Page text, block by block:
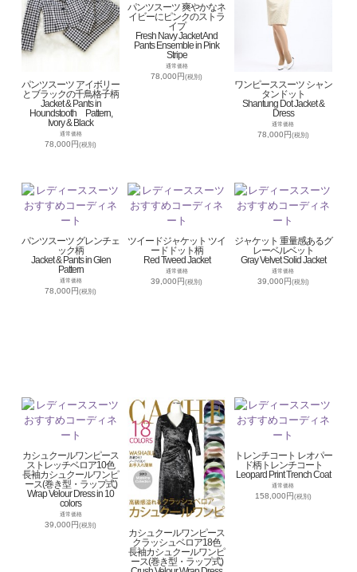
パンツスーツ アイボリー
とブラックの千鳥格子柄
Jacket & Pants in
Houndstooth Pattern,
Ivory & Black
通常価格
78,000円(税別)
パンツスーツ 爽やかなネ
イビーにピンクのストラ
イプ
Fresh Navy Jacket And
Pants Ensemble in Pink
Stripe
通常価格
78,000円(税別)
ワンピーススーツ シャン
タンドット
Shantung Dot Jacket &
Dress
通常価格
78,000円(税別)
パンツスーツ グレンチェ
ック柄
Jacket & Pants in Glen
Pattern
通常価格
78,000円(税別)
ツイードジャケット ツイ
ードドット柄
Red Tweed Jacket
通常価格
39,000円(税別)
ジャケット 重量感あるグ
レーベルベット
Gray Velvet Solid Jacket
通常価格
39,000円(税別)
カシュクールワンピース
ストレッチベロア10色
長袖カシュクールワンピ
ース(巻き型・ラップ式)
Wrap Velour Dress in 10
colors
通常価格
39,000円(税別)
カシュクールワンピース
クラッシュベロア18色
長袖カシュクールワンピ
ース(巻き型・ラップ式)
トレンチコート レオパー
ド柄トレンチコート
Leopard Print Trench Coat
通常価格
158,000円(税別)